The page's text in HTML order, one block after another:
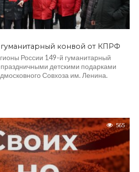
конвой от КПРФ
России 149-й гуманитарный
детскими подарками
Совхоза им. Ленина.
565